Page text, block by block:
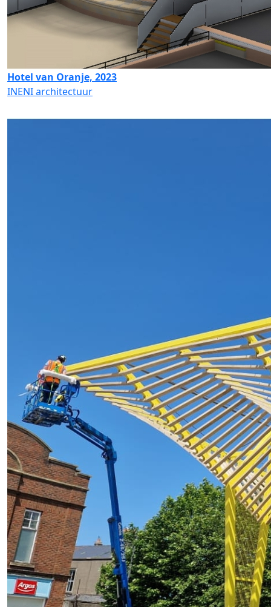
Hotel van Oranje, 2023
INENI architectuur